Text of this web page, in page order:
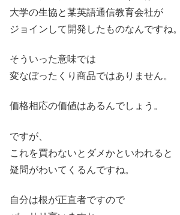
大学の生協と某英語通信教育会社が
ジョインして開発したものなんですね。
そういった意味では
変なぼったくり商品ではありません。
価格相応の価値はあるんでしょう。
ですが、
これを買わないとダメかといわれると
疑問がわいてくるんですね。
自分は根が正直者ですので